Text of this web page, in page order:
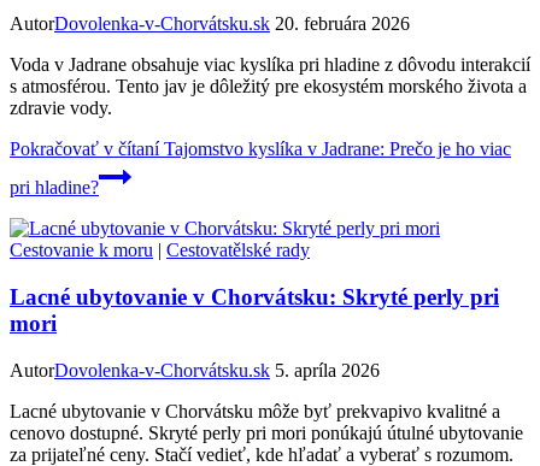
AutorDovolenka-v-Chorvátsku.sk 20. februára 2026
Voda v Jadrane obsahuje viac kyslíka pri hladine z dôvodu interakcií
s atmosférou. Tento jav je dôležitý pre ekosystém morského života a
zdravie vody.
Pokračovať v čítaníTajomstvo kyslíka v Jadrane: Prečo je ho viac
pri hladine?
Cestovanie k moru | Cestovatělské rady
Lacné ubytovanie v Chorvátsku: Skryté perly pri
mori
AutorDovolenka-v-Chorvátsku.sk 5. apríla 2026
Lacné ubytovanie v Chorvátsku môže byť prekvapivo kvalitné a
cenovo dostupné. Skryté perly pri mori ponúkajú útulné ubytovanie
za prijateľné ceny. Stačí vedieť, kde hľadať a vyberať s rozumom.